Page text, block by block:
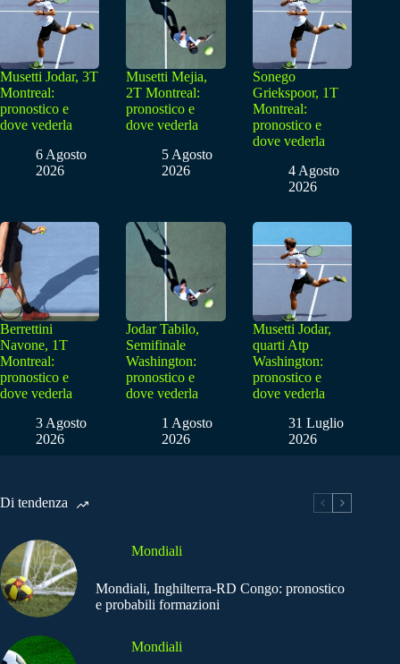
Musetti Jodar, 3T
Montreal:
pronostico e
dove vederla
6 Agosto
2026
Musetti Mejia,
2T Montreal:
pronostico e
dove vederla
5 Agosto
2026
Sonego
Griekspoor, 1T
Montreal:
pronostico e
dove vederla
4 Agosto
2026
Berrettini
Navone, 1T
Montreal:
pronostico e
dove vederla
3 Agosto
2026
Jodar Tabilo,
Semifinale
Washington:
pronostico e
dove vederla
1 Agosto
2026
Musetti Jodar,
quarti Atp
Washington:
pronostico e
dove vederla
31 Luglio
2026
Di tendenza
Mondiali
Mondiali, Inghilterra-RD Congo: pronostico
e probabili formazioni
Mondiali